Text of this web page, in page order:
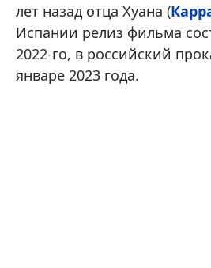
лет назад отца Хуана (
Испании релиз фильма
2022-го, в российский
январе 2023 года.